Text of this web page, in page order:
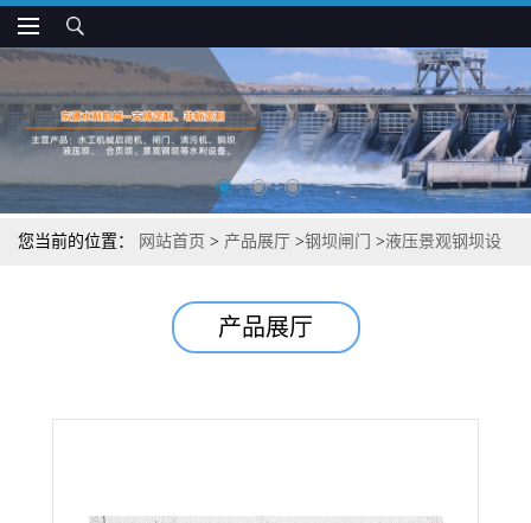
您当前的位置： 网站首页 > 产品展厅 >钢坝闸门 >液压景观钢坝设
产品展厅